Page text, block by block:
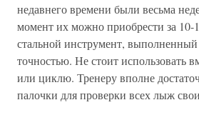
недавнего времени были весьма
момент их можно приобрести за 10-
стальной инструмент,
точностью. Не стоит использовать
или циклю. Тренеру вполне
палочки для проверки всех лыж